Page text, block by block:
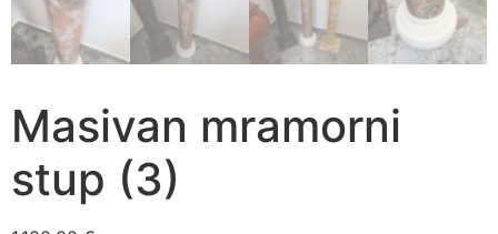
Masivan mramorni
stup (3)